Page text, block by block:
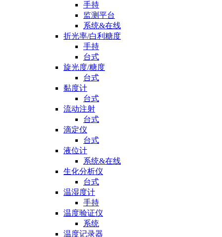
手持
监测平台
系统&在线
折光率/白利糖度
手持
台式
旋光度/糖度
台式
黏度计
台式
流动注射
台式
滴定仪
台式
液位计
系统&在线
生化分析仪
台式
温湿度计
手持
温度验证仪
系统
温度记录器